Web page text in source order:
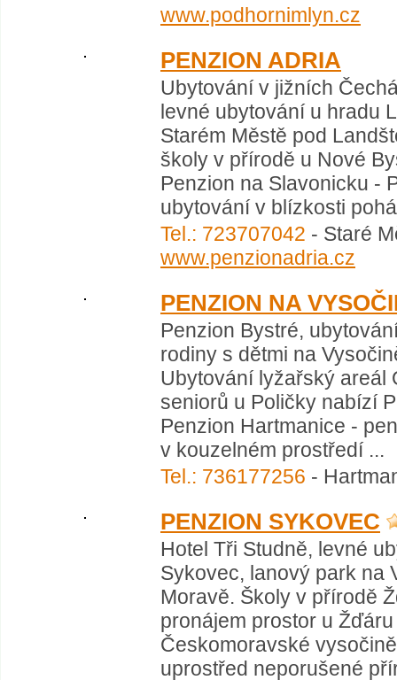
www.podhornimlyn.cz
PENZION ADRIA
Ubytování v jižních
levné ubytování u hradu
Starém Městě pod
školy v přírodě u Nové
Penzion na Slavonicku -
ubytování v blízkosti
Tel.: 723707042 - Staré
www.penzionadria.cz
PENZION NA
Penzion Bystré,
rodiny s dětmi na
Ubytování lyžařský areál
seniorů u Poličky nabízí
Penzion Hartmanice -
v kouzelném prostředí ...
Tel.: 736177256 -
PENZION SYKOVEC
Hotel Tři Studně, levné
Sykovec, lanový park na
Moravě. Školy v přírodě
pronájem prostor u
Českomoravské
uprostřed neporušené